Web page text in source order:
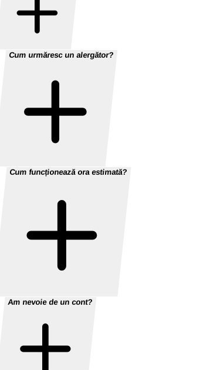
Cum urmăresc un alergător?
Cum funcționează ora estimată?
Am nevoie de un cont?